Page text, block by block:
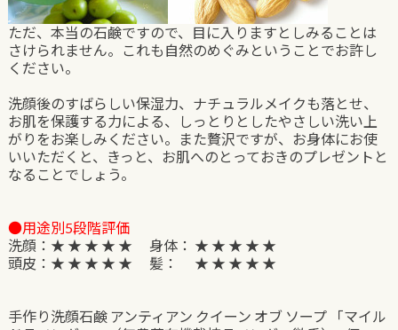
ただ、本当の石鹸ですので、目に入りますとしみることは
さけられません。これも自然のめぐみということでお許し
ください。
洗顔後のすばらしい保湿力、ナチュラルメイクも落とせ、
お肌を保護する力による、しっとりとしたやさしい洗い上
がりをお楽しみください。また贅沢ですが、お身体にお使
いいただくと、きっと、お肌へのとっておきのプレゼントと
なることでしょう。
●用途別5段階評価
洗顔：★ ★ ★ ★ ★ 身体： ★ ★ ★ ★ ★
頭皮：★ ★ ★ ★ ★ 髪： ★ ★ ★ ★ ★
手作り洗顔石鹸 アンティアン クイーン オブ ソープ 「マイル